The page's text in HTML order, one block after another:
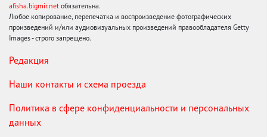
afisha.bigmir.net обязательна.
Любое копирование, перепечатка и воспроизведение фотографических
произведений и/или аудиовизуальных произведений правообладателя Getty
Images - строго запрещено.
Редакция
Наши контакты и схема проезда
Политика в сфере конфиденциальности и персональных
данных